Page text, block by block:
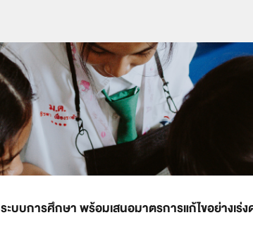
บบการศึกษา พร้อมเสนอมาตรการแก้ไขอย่างเร่ง